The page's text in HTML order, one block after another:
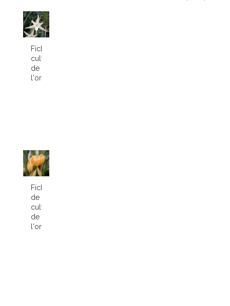
Fiche
culture
de
l'orchidée...
Fiche
de
culture
de
l'orchidée...